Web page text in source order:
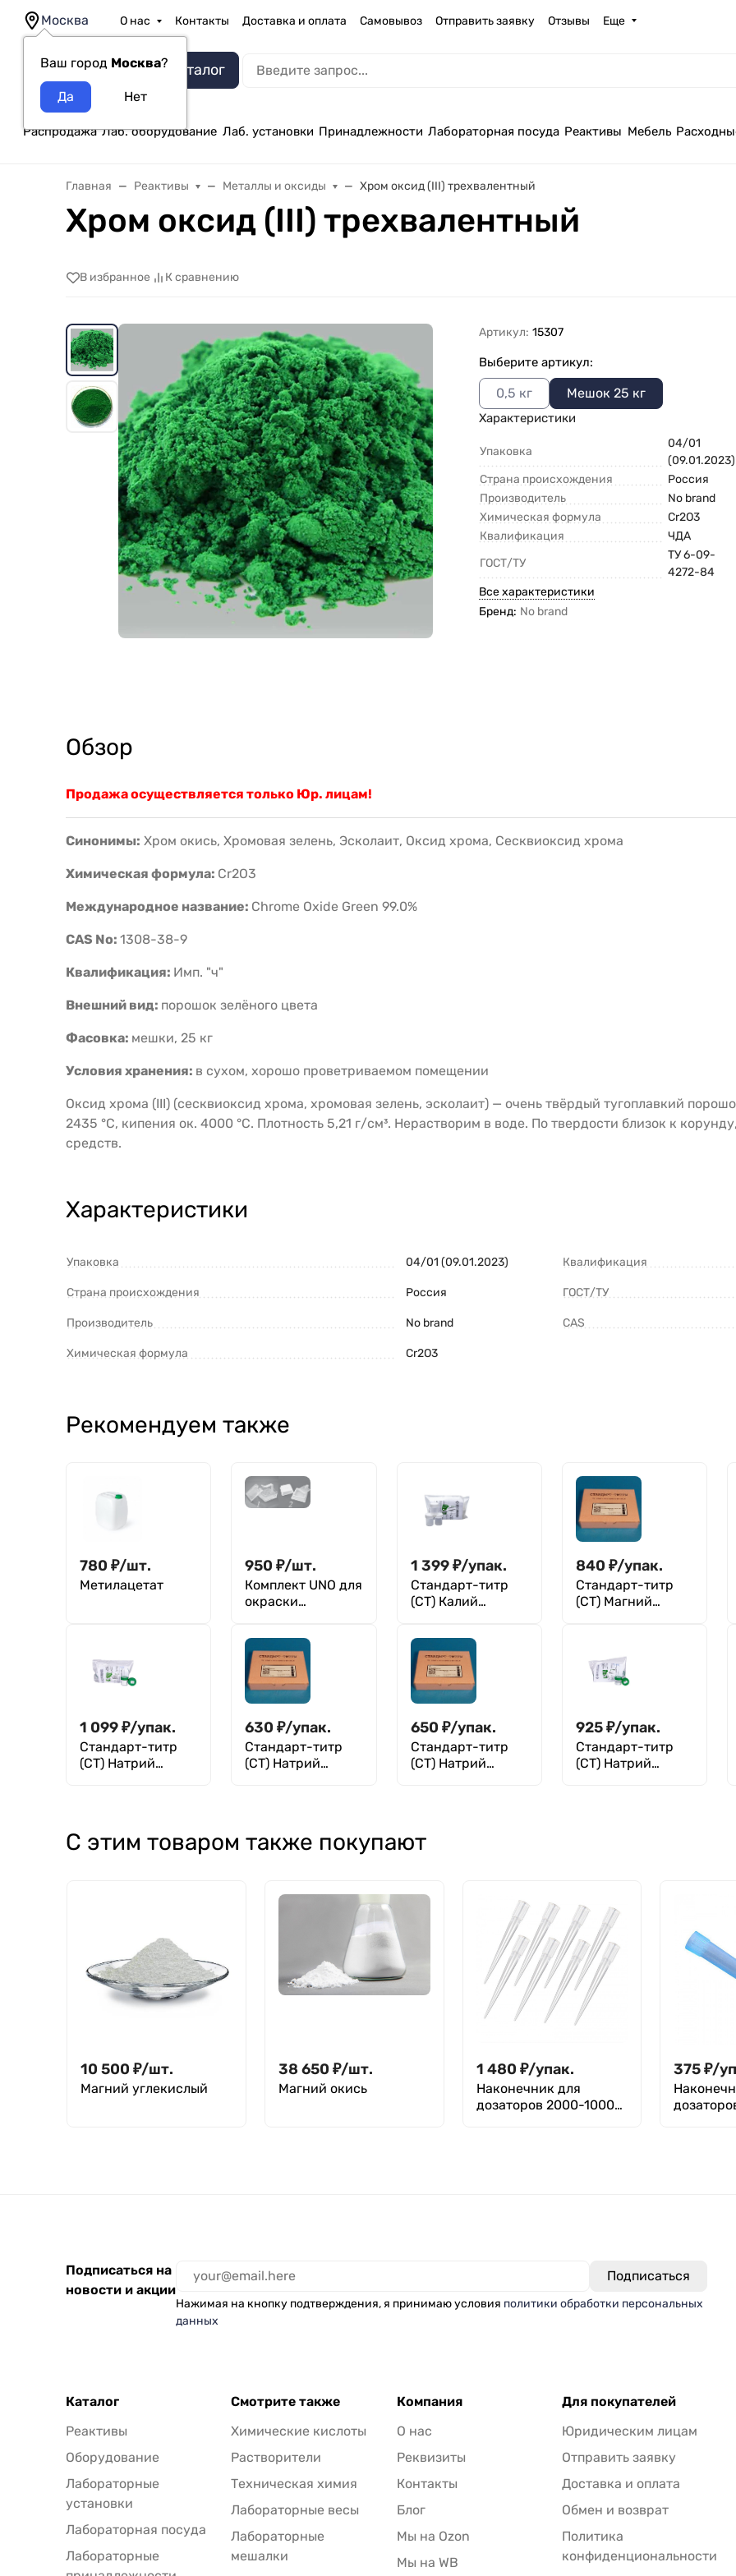
Москва
Ваш город Москва?
О нас Контакты Доставка и оплата Самовывоз Отправить заявку Отзывы Еще
Каталог
Распродажа Лаб. оборудование Лаб. установки Принадлежности Лабораторная посуда Реактивы Мебель
Главная Реактивы Металлы и оксиды Хром оксид (III) трехвалентный
Хром оксид (III) трехвалентный
В избранное К сравнению
Артикул: 15307
Выберите артикул:
0,5 кг Мешок 25 кг
Характеристики
Упаковка
04/01
(09.01.2023)
Страна происхождения
Россия
Производитель
No brand
Химическая формула
Cr2O3
Квалификация
ЧДА
ГОСТ/ТУ
ТУ 6-09-
4272-84
Все характеристики
Бренд: No brand
Обзор
Продажа осуществляется только Юр. лицам!
Синонимы: Хром окись, Хромовая зелень, Эсколаит, Оксид хрома, Сесквиоксид хрома
Химическая формула: Cr2O3
Международное название: Chrome Oxide Green 99.0%
CAS No: 1308-38-9
Квалификация: Имп. "ч"
Внешний вид: порошок зелёного цвета
Фасовка: мешки, 25 кг
Условия хранения: в сухом, хорошо проветриваемом помещении
Оксид хрома (III) (сесквиоксид хрома, хромовая зелень, эсколаит) — очень твёрдый тугоплавкий
2435 °C, кипения ок. 4000 °C. Плотность 5,21 г/см³. Нерастворим в воде. По твердости близок к
средств.
Характеристики
Упаковка 04/01 (09.01.2023)
Страна происхождения Россия
Производитель No brand
Химическая формула Cr2O3
Квалификация
ГОСТ/ТУ
CAS
Рекомендуем также
780 ₽/шт.
Метилацетат
950 ₽/шт.
Комплект UNO для
окраски
1 399₽/упак.
Стандарт-титр
(СТ) Калий
840 ₽/упак.
Стандарт-титр
(СТ) Магний
2642-001-
33813273-97
1 099₽/упак.
Стандарт-титр
(СТ) Натрий
630 ₽/упак.
Стандарт-титр
(СТ) Натрий
33813273-97
650 ₽/упак.
Стандарт-титр
(СТ) Натрий
925₽/упак.
Стандарт-титр
(СТ) Натрий
С этим товаром также покупают
10 500 ₽/шт.
Магний углекислый
38 650 ₽/шт.
Магний окись
1 480 ₽/упак.
Наконечник для
дозаторов 2000-10000
375₽/
Подписаться на
новости и акции
Нажимая на кнопку подтверждения, я принимаю условия политики обработки персональных
данных
Каталог
Реактивы
Оборудование
Лабораторные
установки
Лабораторная посуда
Лабораторные
Смотрите также
Химические кислоты
Растворители
Техническая химия
Лабораторные весы
Лабораторные
мешалки
Компания
О нас
Реквизиты
Контакты
Блог
Мы на Ozon
Мы на WB
Для покупателей
Юридическим лицам
Отправить заявку
Доставка и оплата
Обмен и возврат
Политика
конфиденциональности